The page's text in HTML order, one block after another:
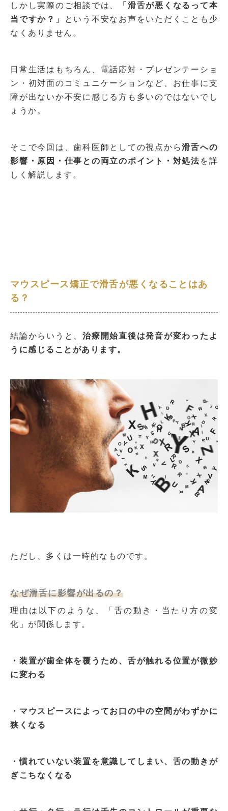
しかし実際のご相談では、
「滑舌が悪くなるって本
当ですか？」
という不安なお声をいただくことも少
なくありません。
日常生活はもちろん、電話応対・プレゼンテーショ
ン・初対面のコミュニケーションなど、お仕事に支
障が出ないか不安に感じる方も多いのではないでし
ょうか。
そこで今回は、歯科医師としての視点から滑舌への
影響・原因・仕事との両立のポイント・対処法を詳
しく解説します。
マウスピース矯正で滑舌が悪くなることはあ
る？
結論からいうと、 治療開始直後は発音が変わったよ
うに感じることがあります。
ただし、多くは一時的なものです。
なぜ滑舌に影響が出るの？
理由は以下のような、「舌の動き・当たり方の変
化」が関係します。
・装置が歯全体を覆うため、舌が触れる位置が微妙
に変わる
・マウスピースによってお口の中の空間がわずかに
狭くなる
・慣れていない装置を意識してしまい、舌の動きが
ぎこちなくなる